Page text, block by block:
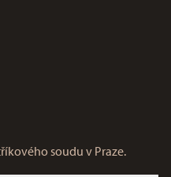
soudu v Praze.